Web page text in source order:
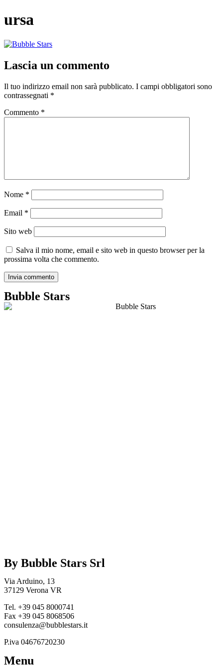
al
ursa
Lascia un commento
Il tuo indirizzo email non sarà pubblicato. I campi obbligatori sono
contrassegnati *
Commento *
Nome *
Email *
Sito web
Salva il mio nome, email e sito web in questo browser per la
prossima volta che commento.
Bubble Stars
By Bubble Stars Srl
Via Arduino, 13
37129 Verona VR
Tel. +39 045 8000741
Fax +39 045 8068506
consulenza@bubblestars.it
P.iva 04676720230
Menu